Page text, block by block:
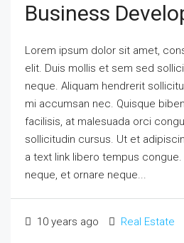
Business
Lorem ipsum dolor sit amet,
elit. Duis mollis et sem sed
neque. Aliquam hendrerit
mi accumsan nec. Quisque
facilisis, at malesuada orci
sollicitudin cursus. Ut et
a text link libero tempus
neque, et ornare neque...
10 years ago Real Estate